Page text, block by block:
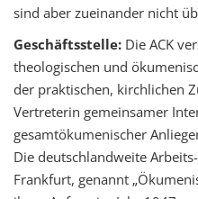
sind aber zueinander nicht
Geschäftsstelle: Die ACK
theologischen und
der praktischen, kirchlichen
Vertreterin gemeinsamer
gesamtökumenischer
Die deutschlandweite
Frankfurt, genannt